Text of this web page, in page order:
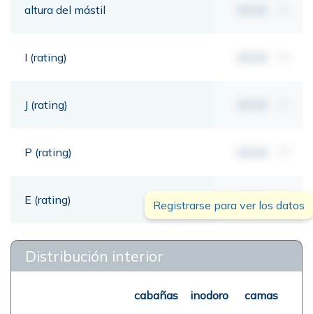
altura del mástil
I (rating)
J (rating)
P (rating)
E (rating) 00,00 mt
Registrarse para ver los datos
Distribución interior
cabañas inodoro camas